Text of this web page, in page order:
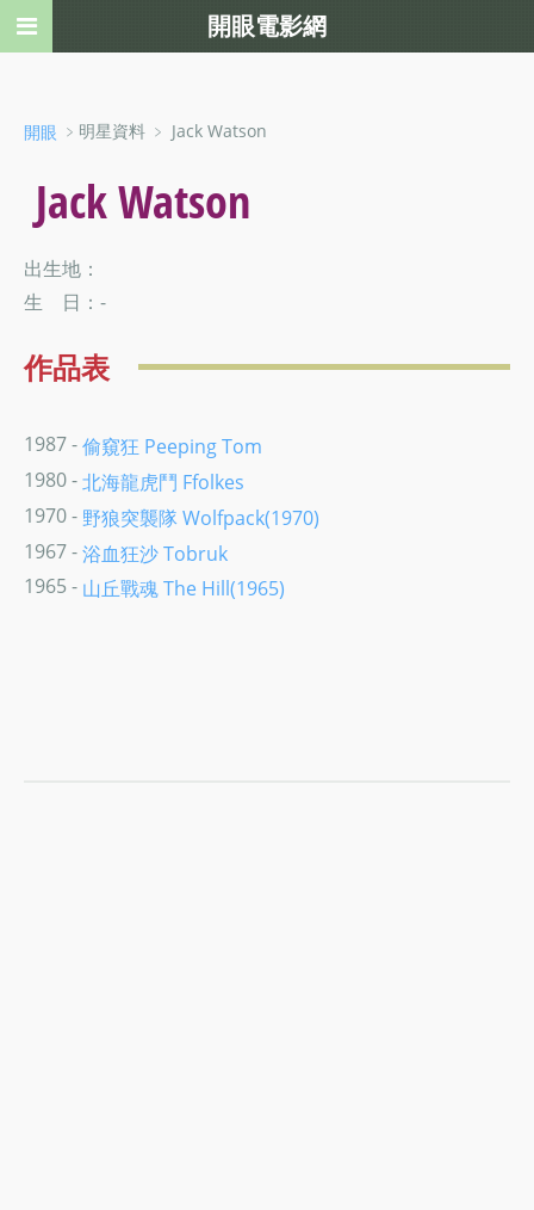
開眼 ﹥明星資料 ﹥ Jack Watson
Jack Watson
出生地：
生 日：-
作品表
1987 -偷窺狂 Peeping Tom
1980 -北海龍虎鬥 Ffolkes
1970 - 野狼突襲隊 Wolfpack(1970)
1967 -浴血狂沙 Tobruk
1965 - 山丘戰魂 The Hill(1965)
開眼電影網